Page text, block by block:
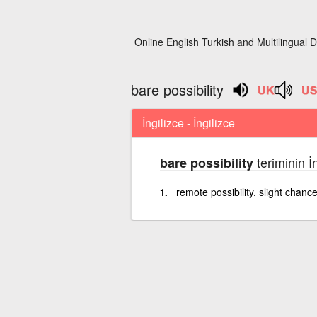
Online English Turkish and Multilingual
bare possibility
İngilizce - İngilizce
bare possibilityteriminin
remote possibility, slight chance